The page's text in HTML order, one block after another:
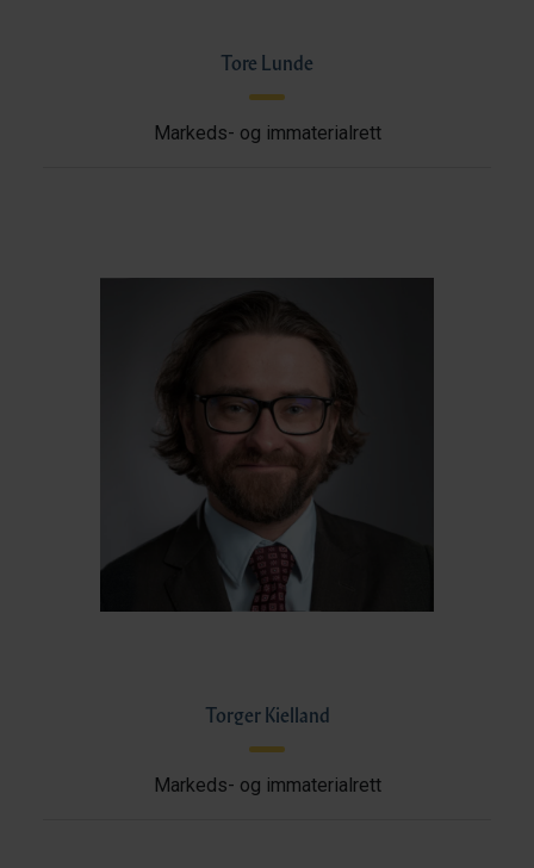
Tore Lunde
Markeds- og immaterialrett
Torger Kielland
Markeds- og immaterialrett